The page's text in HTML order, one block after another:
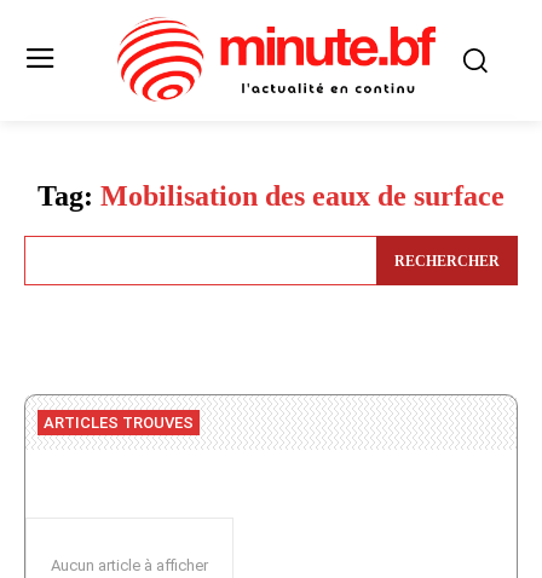
Tag: Mobilisation des eaux de surface
RECHERCHER
ARTICLES TROUVES
Aucun article à afficher